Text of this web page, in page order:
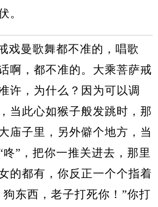
。
戏曼歌舞都不准的，唱歌
啊，都不准的。大乘菩萨戒
许，为什么？因为可以调
当此心如猴子般发跳时，那
庙子里，另外僻个地方，当
”，把你一推关进去，那里
的都有，你反正一个个指着
东西，老子打死你！”你打